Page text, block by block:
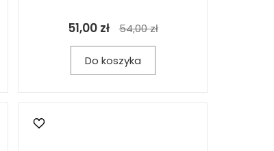
51,00 zł 54,00 zł
Do koszyka